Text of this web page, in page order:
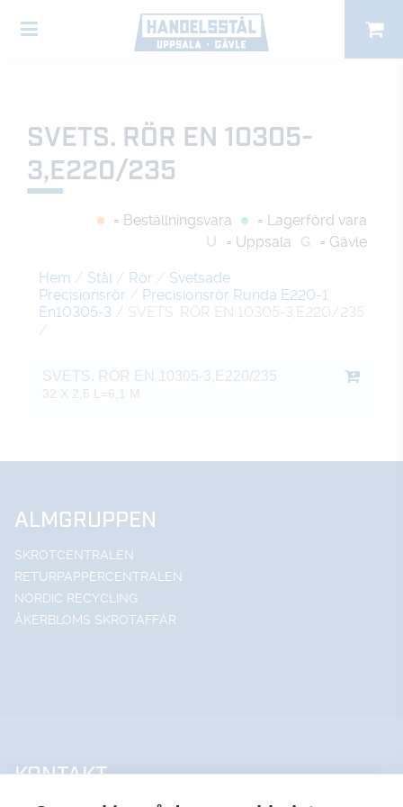
SVETS. RÖR EN 10305-
3,E220/235
= Beställningsvara
= Lagerförd vara
U
= Uppsala G = Gävle
Hem / Stål / Rör / Svetsade
Precisionsrör / Precisionsrör Runda E220-1
En10305-3 / SVETS. RÖR EN 10305-3,E220/235
/
SVETS. RÖR EN 10305-3,E220/235
32 X 2,5 L=6,1 M
ALMGRUPPEN
SKROTCENTRALEN
RETURPAPPERCENTRALEN
NORDIC RECYCLING
ÅKERBLOMS SKROTAFFÄR
KONTAKT